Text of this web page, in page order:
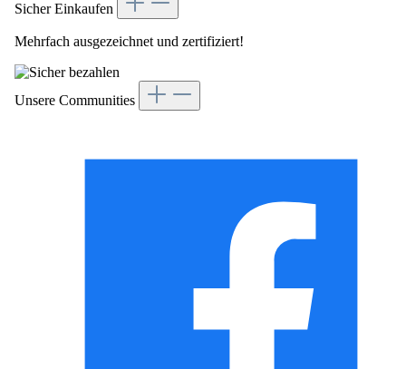
Sicher Einkaufen
Mehrfach ausgezeichnet und zertifiziert!
Unsere Communities